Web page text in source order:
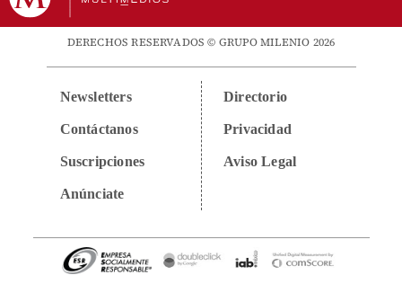
DERECHOS RESERVADOS © GRUPO MILENIO 2026
Newsletters
Contáctanos
Suscripciones
Anúnciate
Directorio
Privacidad
Aviso Legal